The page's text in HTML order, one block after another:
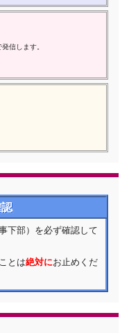
信します。
下部）を必ず確認して
とは絶対にお止めくだ